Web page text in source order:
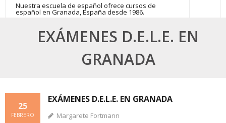
Nuestra escuela de español ofrece cursos de
español en Granada, España desde 1986.
EXÁMENES D.E.L.E. EN
GRANADA
EXÁMENES D.E.L.E. EN GRANADA
25
FEBRERO
Margarete Fortmann